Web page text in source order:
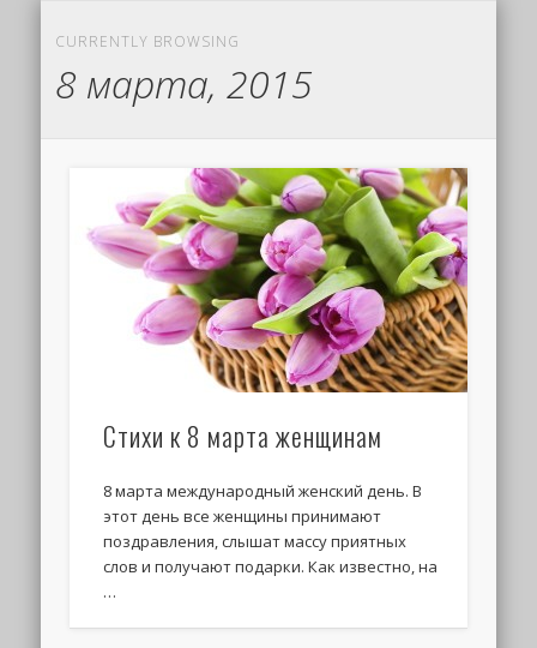
CURRENTLY BROWSING
8 марта, 2015
Стихи к 8 марта женщинам
8 марта международный женский день. В
этот день все женщины принимают
поздравления, слышат массу приятных
слов и получают подарки. Как известно, на
…